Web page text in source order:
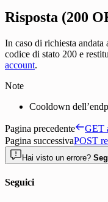
Risposta (200
In caso di richiesta
codice di stato 200 e
account.
Note
Cooldown
Pagina precedente
GET
Pagina successivaPOST
Hai visto un errore?
Seguici